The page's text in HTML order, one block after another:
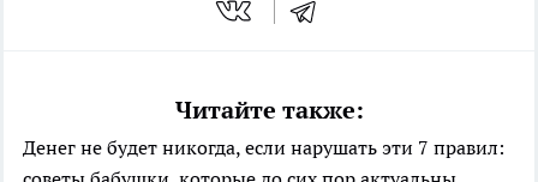
Читайте также:
Денег не будет никогда, если нарушать эти 7 правил: